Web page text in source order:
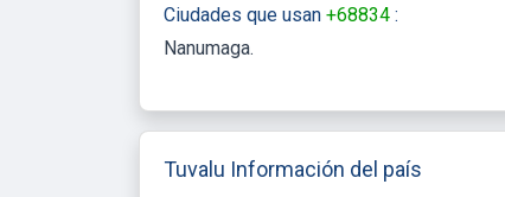
Ciudades que usan +68834 :
Nanumaga
Tuvalu Información del país